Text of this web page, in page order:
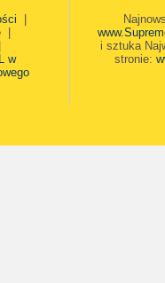
w
i sztuka
stronie: